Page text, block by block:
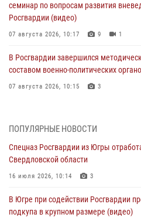
семинар по вопросам развития
Росгвардии (видео)
07 августа 2026, 10:17 9 1
В Росгвардии завершился
составом военно-политических
07 августа 2026, 10:15 3
Генерал-полковник Олег Плохой
организационно-штатных
07 августа 2026, 06:02
ПОПУЛЯРНЫЕ НОВОСТИ
Спецназ Росгвардии из Югры
Свердловской области
16 июля 2026, 10:14 3
В Югре при содействии Росгвардии
подкупа в крупном размере (видео)